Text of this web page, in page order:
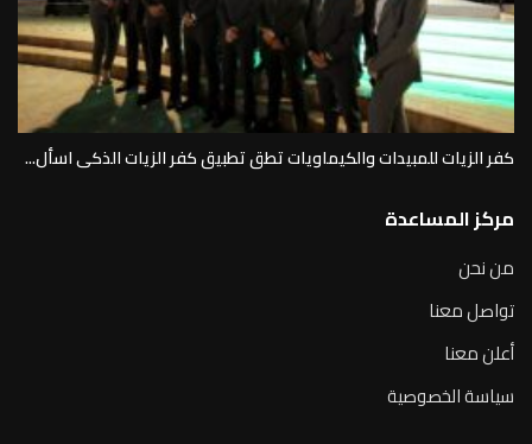
كفر الزيات للمبيدات والكيماويات تطق تطبيق كفر الزيات الذكى اسأل...
مركز المساعدة
من نحن
تواصل معنا
أعلن معنا
سياسة الخصوصية